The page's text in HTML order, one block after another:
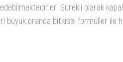
Sürekli olarak
oranda bitkisel formüller ile